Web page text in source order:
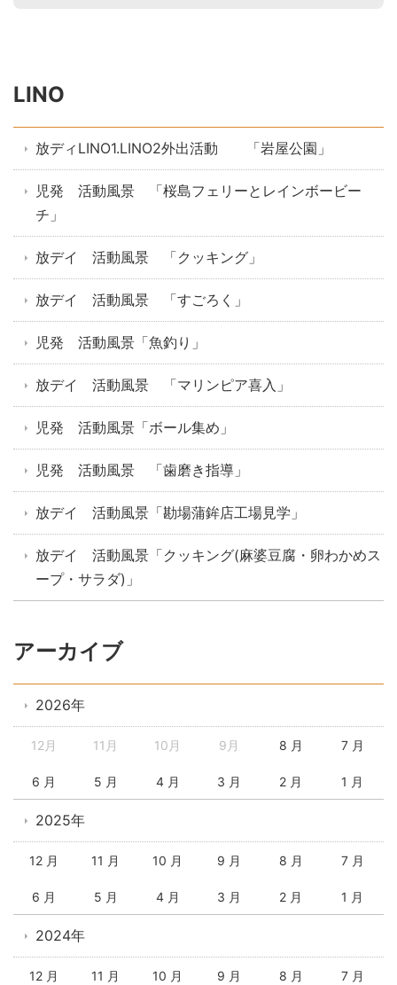
LINO
放ディLINO1.LINO2外出活動 「岩屋公園」
児発 活動風景 「桜島フェリーとレインボービー
チ」
放デイ 活動風景 「クッキング」
放デイ 活動風景 「すごろく」
児発 活動風景「魚釣り」
放デイ 活動風景 「マリンピア喜入」
児発 活動風景「ボール集め」
児発 活動風景 「歯磨き指導」
放デイ 活動風景「勘場蒲鉾店工場見学」
放デイ 活動風景「クッキング(麻婆豆腐・卵わかめス
ープ・サラダ)」
アーカイブ
2026年
12月 11月 10月 9月 8 月 7 月
6 月 5 月 4 月 3 月 2 月 1 月
2025年
12 月 11 月 10 月 9 月 8 月 7 月
6 月 5 月 4 月 3 月 2 月 1 月
2024年
12 月 11 月 10 月 9 月 8 月 7 月